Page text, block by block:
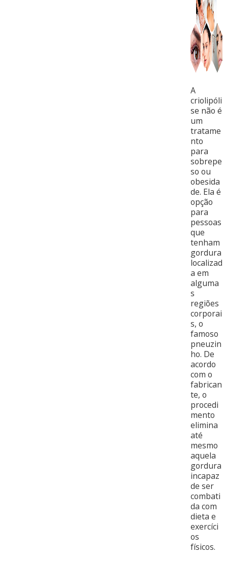
A
criolipóli
se não é
um
tratame
nto
para
sobrepe
so ou
obesida
de. Ela é
opção
para
pessoas
que
tenham
gordura
localizad
a em
alguma
s
regiões
corporai
s, o
famoso
pneuzin
ho. De
acordo
com o
fabrican
te, o
procedi
mento
elimina
até
mesmo
aquela
gordura
incapaz
de ser
combati
da com
dieta e
exercíci
os
físicos.